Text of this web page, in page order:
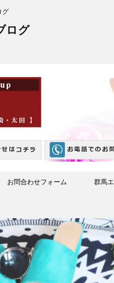
グ
ログ
お問合わせフォーム 群馬